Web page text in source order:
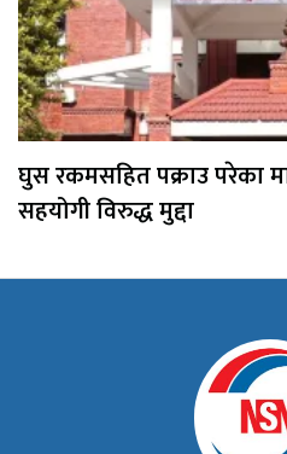
घुस रकमसहित पक्राउ परेका
सहयोगी विरुद्ध मुद्दा